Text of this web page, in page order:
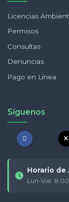
Licencias
Permisos
Consultas
Denuncias
Pago en Línea
Síguenos
Horario de
Lun-Vie: